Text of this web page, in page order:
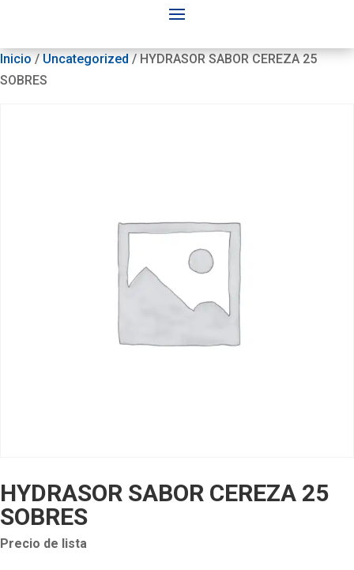
Inicio / Uncategorized / HYDRASOR SABOR CEREZA 25
SOBRES
HYDRASOR SABOR CEREZA 25
SOBRES
Precio de lista